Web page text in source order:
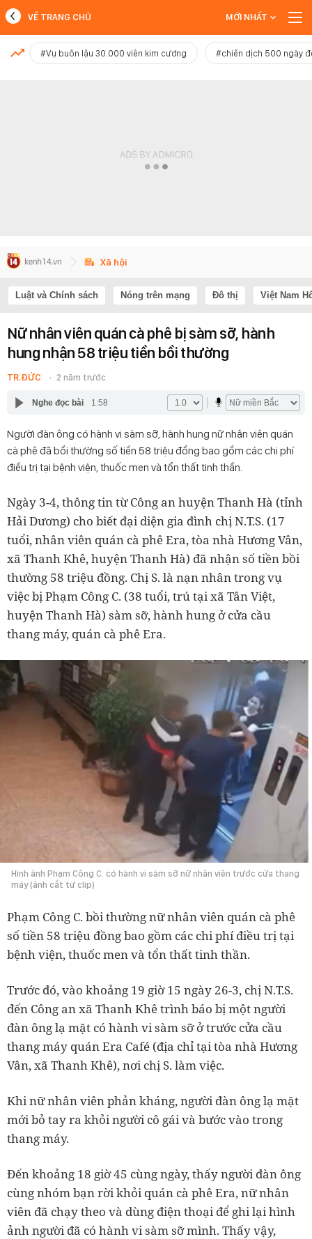
MỚI NHẤT
VỀ TRANG CHỦ MỚI NHẤT
#Vụ buôn lậu 30.000 viên kim cương #chiến dịch 500 ngày
Xã hội
Luật và Chính sách Nóng trên mạng Đô thị Việt Nam
Nữ nhân viên quán cà phê bị sàm sỡ, hành
hung nhận 58 triệu tiền bồi thường
TR.ĐỨC 2 năm trước
Nghe đọc bài 1:58
Người đàn ông có hành vi sàm sỡ, hành hung nữ nhân viên quán
cà phê đã bồi thường số tiền 58 triệu đồng bao gồm các chi phí
điều trị tại bệnh viện, thuốc men và tổn thất tinh thần.
Ngày 3-4, thông tin từ Công an huyện Thanh Hà (tỉnh
Hải Dương) cho biết đại diện gia đình chị N.T.S. (17
tuổi, nhân viên quán cà phê Era, tòa nhà Hương Vân,
xã Thanh Khê, huyện Thanh Hà) đã nhận số tiền bồi
thường 58 triệu đồng. Chị S. là nạn nhân trong vụ
việc bị Phạm Công C. (38 tuổi, trú tại xã Tân Việt,
huyện Thanh Hà) sàm sỡ, hành hung ở cửa cầu
thang máy, quán cà phê Era.
Hình ảnh Phạm Công C. có hành vi sàm sỡ nữ nhân viên trước cửa thang
máy (ảnh cắt từ clip)
Phạm Công C. bồi thường nữ nhân viên quán cà phê
số tiền 58 triệu đồng bao gồm các chi phí điều trị tại
bệnh viện, thuốc men và tổn thất tinh thần.
Trước đó, vào khoảng 19 giờ 15 ngày 26-3, chị N.T.S.
đến Công an xã Thanh Khê trình báo bị một người
đàn ông lạ mặt có hành vi sàm sỡ ở trước cửa cầu
thang máy quán Era Café (địa chỉ tại tòa nhà Hương
Vân, xã Thanh Khê), nơi chị S. làm việc.
Khi nữ nhân viên phản kháng, người đàn ông lạ mặt
mới bỏ tay ra khỏi người cô gái và bước vào trong
thang máy.
Đến khoảng 18 giờ 45 cùng ngày, thấy người đàn ông
cùng nhóm bạn rời khỏi quán cà phê Era, nữ nhân
viên đã chạy theo và dùng điện thoại để ghi lại hình
ảnh người đã có hành vi sàm sỡ mình. Thấy vậy,